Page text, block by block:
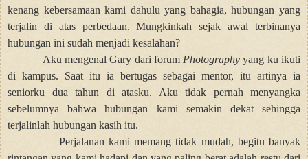
kenang kebersamaan kami dahulu yang bahagia, hubungan yang
terjalin di atas perbedaan. Mungkinkah sejak awal terbinanya
hubungan ini sudah menjadi kesalahan?
Aku mengenal Gary dari forum Photography yang ku ikuti
di kampus. Saat itu ia bertugas sebagai mentor, itu artinya ia
seniorku dua tahun di atasku. Aku tidak pernah menyangka
sebelumnya bahwa hubungan kami semakin dekat sehingga
terjalinlah hubungan kasih itu.
Perjalanan kami memang tidak mudah, begitu banyak